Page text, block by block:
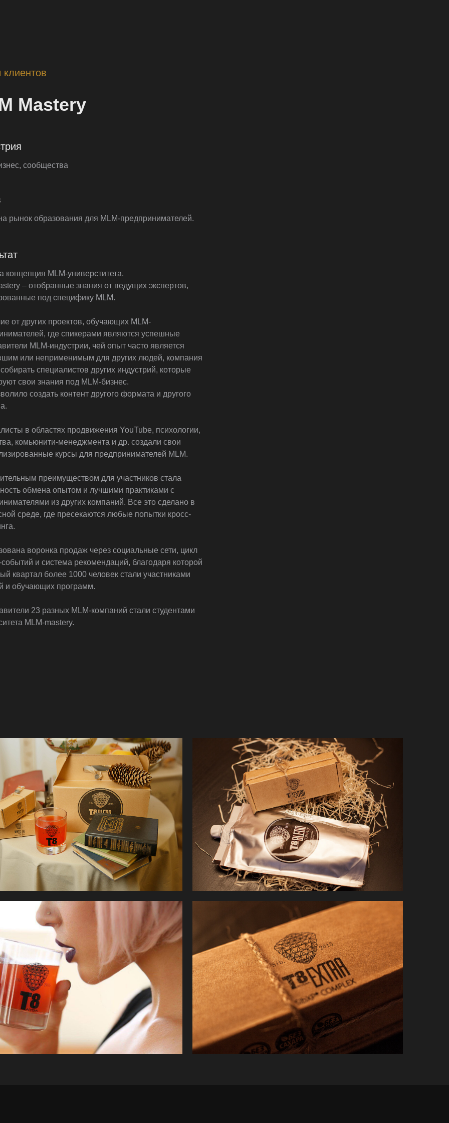
Mastery
сообщества
рынок образования для MLM-предпринимателей.
концепция MLM-универститета.
– отобранные знания от ведущих экспертов,
под специфику MLM.
от других проектов, обучающих MLM-
где спикерами являются успешные
MLM-индустрии, чей опыт часто является
или неприменимым для других людей, компания
специалистов других индустрий, которые
свои знания под MLM-бизнес.
создать контент другого формата и другого
в областях продвижения YouTube, психологии,
комьюнити-менеджмента и др. создали свои
курсы для предпринимателей MLM.
преимуществом для участников стала
обмена опытом и лучшими практиками с
из других компаний. Все это сделано в
среде, где пресекаются любые попытки кросс-
воронка продаж через социальные сети, цикл
и система рекомендаций, благодаря которой
квартал более 1000 человек стали участниками
и обучающих программ.
23 разных MLM-компаний стали студентами
MLM-mastery.